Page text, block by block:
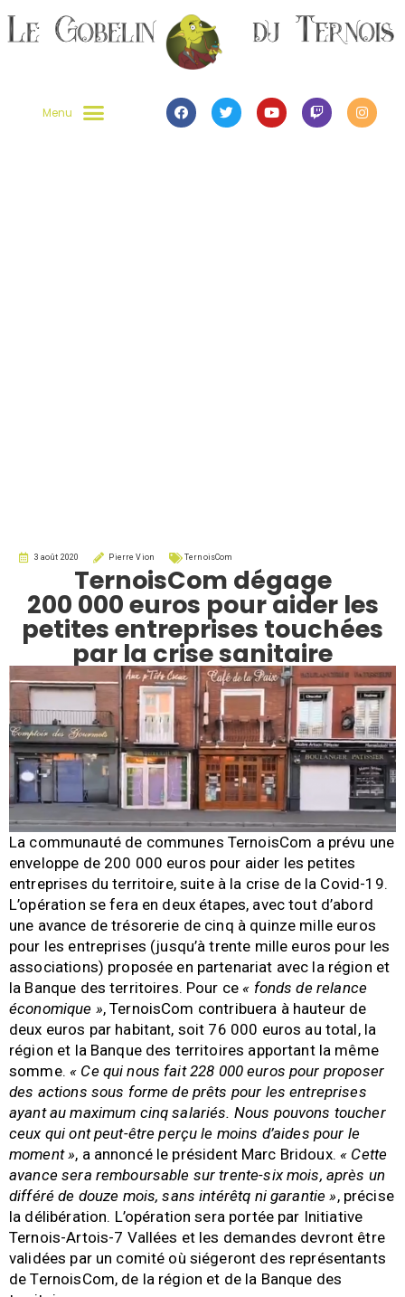
TernoisCom dégage
200 000 euros pour aider les
petites entreprises touchées
par la crise sanitaire
3 août 2020 Pierre Vion TernoisCom
La communauté de communes TernoisCom a prévu une
enveloppe de 200 000 euros pour aider les petites
entreprises du territoire, suite à la crise de la Covid-19.
L’opération se fera en deux étapes, avec tout d’abord
une avance de trésorerie de cinq à quinze mille euros
pour les entreprises (jusqu’à trente mille euros pour les
associations) proposée en partenariat avec la région et
la Banque des territoires. Pour ce « fonds de relance
économique », TernoisCom contribuera à hauteur de
deux euros par habitant, soit 76 000 euros au total, la
région et la Banque des territoires apportant la même
somme. « Ce qui nous fait 228 000 euros pour proposer
des actions sous forme de prêts pour les entreprises
ayant au maximum cinq salariés. Nous pouvons toucher
ceux qui ont peut-être perçu le moins d’aides pour le
moment », a annoncé le président Marc Bridoux. « Cette
avance sera remboursable sur trente-six mois, après un
différé de douze mois, sans intérêtq ni garantie », précise
la délibération. L’opération sera portée par Initiative
Ternois-Artois-7 Vallées et les demandes devront être
validées par un comité où siégeront des représentants
de TernoisCom, de la région et de la Banque des